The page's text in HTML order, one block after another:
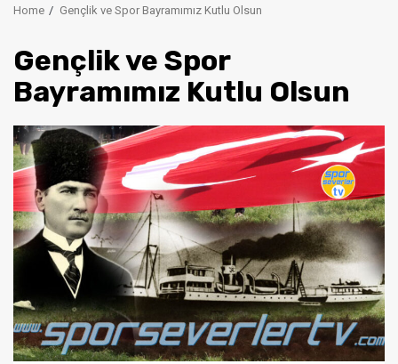
Home Gençlik ve Spor Bayramımız Kutlu Olsun
Gençlik ve Spor
Bayramımız Kutlu Olsun